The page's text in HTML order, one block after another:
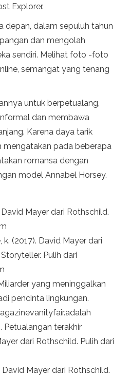
Explorer.
depan, dalam sepuluh tahun
dan mengolah
sendiri. Melihat foto -foto
semangat yang tenang
untuk berpetualang,
dan membawa
Karena daya tarik
mengatakan pada beberapa
romansa dengan
model Annabel Horsey.
Mayer dari Rothschild.
(2017). David Mayer dari
Pulih dari
yang meninggalkan
pencinta lingkungan.
Petualangan terakhir
dari Rothschild. Pulih dari
Mayer dari Rothschild.